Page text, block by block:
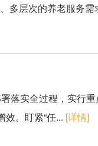
多层次的养老服务需
落实全过程，实行重
。盯紧“任... [详情]